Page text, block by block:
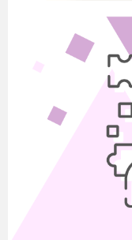
зберігати їх і
що в слайди
графічні
цією
з графічними
уроці ви вже
. Сьогодні
графічні
їх вставлення
з групи